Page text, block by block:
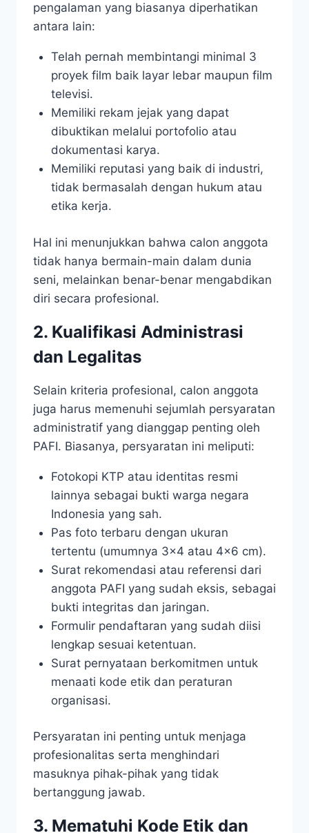
pengalaman yang biasanya diperhatikan
antara lain:
Telah pernah membintangi minimal 3
proyek film baik layar lebar maupun film
televisi.
Memiliki rekam jejak yang dapat
dibuktikan melalui portofolio atau
dokumentasi karya.
Memiliki reputasi yang baik di industri,
tidak bermasalah dengan hukum atau
etika kerja.
Hal ini menunjukkan bahwa calon anggota
tidak hanya bermain-main dalam dunia
seni, melainkan benar-benar mengabdikan
diri secara profesional.
2. Kualifikasi Administrasi
dan Legalitas
Selain kriteria profesional, calon anggota
juga harus memenuhi sejumlah persyaratan
administratif yang dianggap penting oleh
PAFI. Biasanya, persyaratan ini meliputi:
Fotokopi KTP atau identitas resmi
lainnya sebagai bukti warga negara
Indonesia yang sah.
Pas foto terbaru dengan ukuran
tertentu (umumnya 3×4 atau 4×6 cm).
Surat rekomendasi atau referensi dari
anggota PAFI yang sudah eksis, sebagai
bukti integritas dan jaringan.
Formulir pendaftaran yang sudah diisi
lengkap sesuai ketentuan.
Surat pernyataan berkomitmen untuk
menaati kode etik dan peraturan
organisasi.
Persyaratan ini penting untuk menjaga
profesionalitas serta menghindari
masuknya pihak-pihak yang tidak
bertanggung jawab.
3. Mematuhi Kode Etik dan